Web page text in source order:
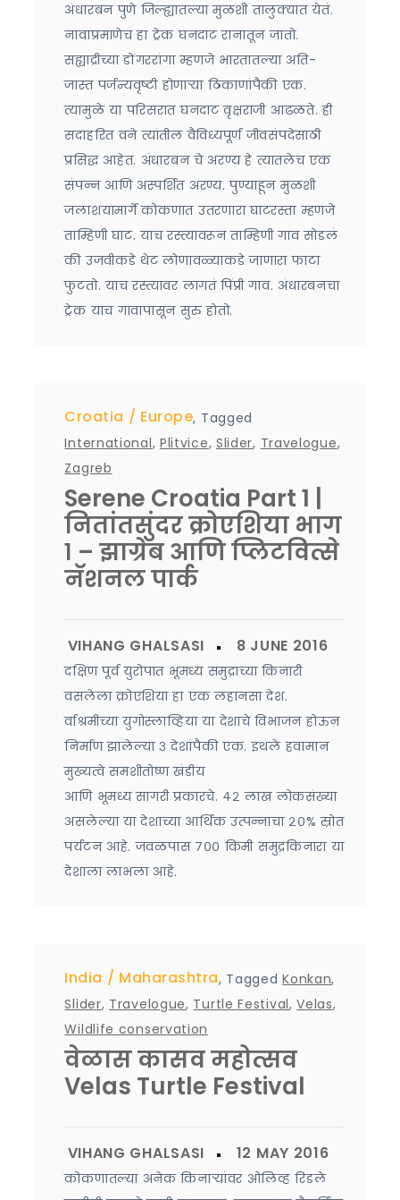
अंधारबन पुणे जिल्ह्यातल्या मुळशी तालुक्यात येतं.
नावाप्रमाणेच हा ट्रेक घनदाट रानातून जातो.
सह्याद्रीच्या डोंगररांगा म्हणजे भारतातल्या अति-
जास्त पर्जन्यवृष्टी होणाऱ्या ठिकाणांपैकी एक.
त्यामुळे या परिसरात घनदाट वृक्षराजी आढळते. ही
सदाहरित वने त्यांतील वैविध्यपूर्ण जीवसंपदेसाठी
प्रसिद्ध आहेत. अंधारबन चे अरण्य हे त्यातलेच एक
संपन्न आणि अस्पर्शित अरण्य. पुण्याहून मुळशी
जलाशयामार्गे कोकणात उतरणारा घाटरस्ता म्हणजे
ताम्हिणी घाट. याच रस्त्यावरून ताम्हिणी गाव सोडलं
की उजवीकडे थेट लोणावळ्याकडे जाणारा फाटा
फुटतो. याच रस्त्यावर लागतं पिंप्री गाव. अंधारबनचा
ट्रेक याच गावापासून सुरु होतो.
Croatia ,
Europe Tagged
International, Plitvice, Slider, Travelogue,
Zagreb
Serene Croatia Part 1 |
नितांतसुंदर क्रोएशिया भाग
१ – झाग्रेब आणि प्लिटवित्से
नॅशनल पार्क
दक्षिण पूर्व युरोपात भूमध्य समुद्राच्या किनारी
वसलेला क्रोएशिया हा एक लहानसा देश.
र्वाश्रमीच्या युगोस्लाव्हिया या देशाचे विभाजन होऊन
निर्माण झालेल्या ३ देशांपैकी एक. इथले हवामान
मुख्यत्वे समशीतोष्ण खंडीय
आणि भूमध्य सागरी प्रकारचे. ४२ लाख लोकसंख्या
असलेल्या या देशाच्या आर्थिक उत्पन्नाचा २०% स्रोत
पर्यटन आहे. जवळपास ७०० किमी समुद्रकिनारा या
देशाला लाभला आहे.
India ,
Maharashtra TaggedKonkan,
Slider, Travelogue, Turtle Festival,Velas,
Wildlife conservation
वेळास कासव महोत्सव
Velas Turtle Festival
कोकणातल्या अनेक किनाऱ्यांवर ओलिव्ह रिडले